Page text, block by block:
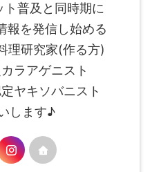
普及と同時期に
報を発信し始める
理研究家(作る方)
ラアゲニスト
ヤキソバニスト
します♪